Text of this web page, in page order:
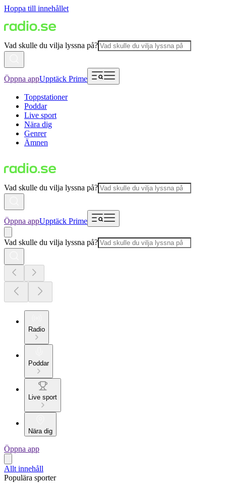
Hoppa till innehållet
Vad skulle du vilja lyssna på?
Öppna appUpptäck Prime
Toppstationer
Poddar
Live sport
Nära dig
Genrer
Ämnen
Vad skulle du vilja lyssna på?
Öppna appUpptäck Prime
Vad skulle du vilja lyssna på?
Radio
Poddar
Live sport
Nära dig
Öppna app
Allt innehåll
Populära sporter